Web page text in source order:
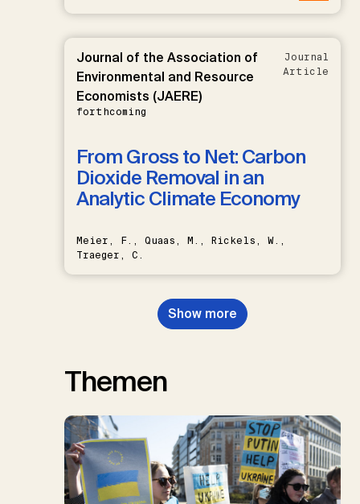
Journal of the Association of
Environmental and Resource
Economists (JAERE)
forthcoming
Journal
Article
From Gross to Net: Carbon
Dioxide Removal in an
Analytic Climate Economy
Meier, F., Quaas, M., Rickels, W.,
Traeger, C.
Show more
Themen